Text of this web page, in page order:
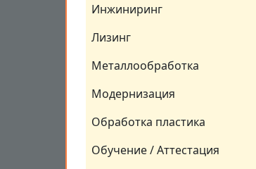
Инжиниринг
Лизинг
Металлообработка
Модернизация
Обработка пластика
Обучение / Аттестация